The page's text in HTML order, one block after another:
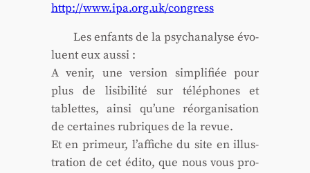
http://www.ipa.org.uk/congress
Les enfants de la psy­cha­na­lyse évo­
luent eux aus­si :
A venir, une ver­sion sim­pli­fiée pour
plus de lisi­bi­li­té sur télé­phones et
tablettes, ain­si qu’une réor­ga­ni­sa­tion
de cer­taines rubriques de la revue.
Et en pri­meur, l’af­fiche du site en illus­
tra­tion de cet édi­to, que nous vous pro­